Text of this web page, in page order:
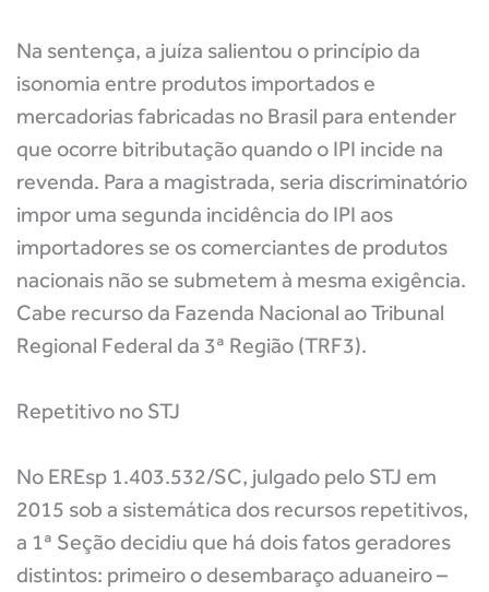
Na sentença, a juíza salientou o princípio da
isonomia entre produtos importados e
mercadorias fabricadas no Brasil para entender
que ocorre bitributação quando o IPI incide na
revenda. Para a magistrada, seria discriminatório
impor uma segunda incidência do IPI aos
importadores se os comerciantes de produtos
nacionais não se submetem à mesma exigência.
Cabe recurso da Fazenda Nacional ao Tribunal
Regional Federal da 3ª Região (TRF3).
Repetitivo no STJ
No EREsp 1.403.532/SC, julgado pelo STJ em
2015 sob a sistemática dos recursos repetitivos,
a 1ª Seção decidiu que há dois fatos geradores
distintos: primeiro o desembaraço aduaneiro –